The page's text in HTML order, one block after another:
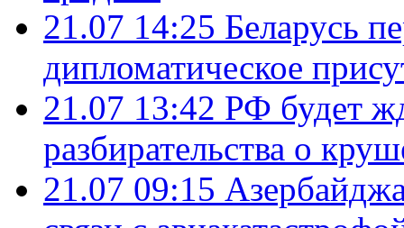
21.07 14:25 Беларусь
дипломатическое
21.07 13:42 РФ будет
разбирательства о
21.07 09:15